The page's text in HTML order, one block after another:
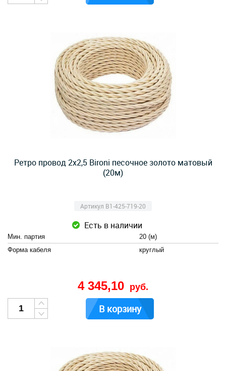
Ретро провод 2х2,5 Bironi песочное золото матовый
(20м)
Артикул B1-425-719-20
Есть в наличии
Мин. партия
20 (м)
Форма кабеля
круглый
4 345,10 руб.
В корзину